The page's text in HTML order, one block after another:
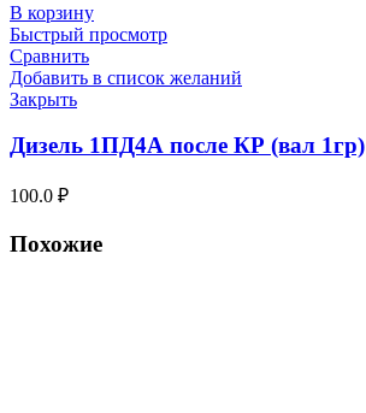
В корзину
Быстрый просмотр
Сравнить
Добавить в список желаний
Закрыть
Дизель 1ПД4А после КР (вал 1гр)
100.0 ₽
Похожие